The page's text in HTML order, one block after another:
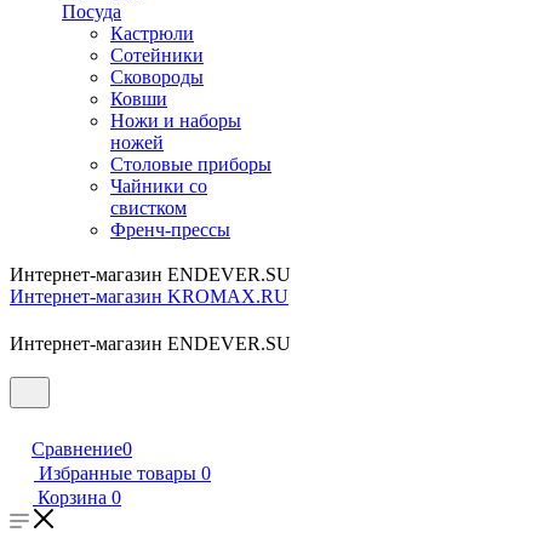
Посуда
Кастрюли
Сотейники
Сковороды
Ковши
Ножи и наборы
ножей
Столовые приборы
Чайники со
свистком
Френч-прессы
Интернет-магазин ENDEVER.SU
Интернет-магазин KROMAX.RU
Интернет-магазин ENDEVER.SU
Сравнение0
Избранные товары 0
Корзина 0